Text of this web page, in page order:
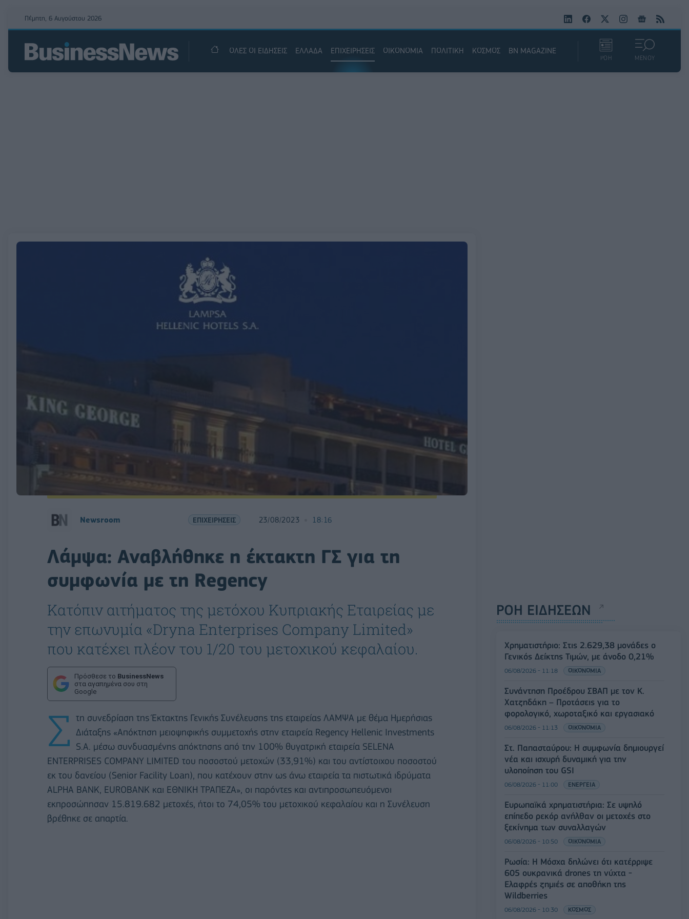
Πέμπτη, 6 Αυγούστου 2026
ΟΛΕΣ ΟΙ ΕΙΔΗΣΕΙΣ ΕΛΛΑΔΑ ΕΠΙΧΕΙΡΗΣΕΙΣ ΟΙΚΟΝΟΜΙΑ ΠΟΛΙΤΙΚΗ ΚΟΣΜΟΣ BN MAGAZINE
ΡΟΗ ΜΕΝΟΥ
Newsroom ΕΠΙΧΕΙΡΗΣΕΙΣ 23/08/2023 18:16
Λάμψα: Αναβλήθηκε η έκτακτη ΓΣ για τη
συμφωνία με τη Regency
Κατόπιν αιτήματος της μετόχου Κυπριακής Εταιρείας με
την επωνυμία «Dryna Enterprises Company Limited»
που κατέχει πλέον του 1/20 του μετοχικού κεφαλαίου.
Πρόσθεσε το BusinessNews
στα αγαπημένα σου στη
Google
Σ τη συνεδρίαση της Έκτακτης Γενικής Συνέλευσης της εταιρείας ΛΑΜΨΑ με θέμα Ημερήσιας
Διάταξης «Απόκτηση μειοψηφικής συμμετοχής στην εταιρεία Regency Hellenic Investments
S.A. μέσω συνδυασμένης απόκτησης από την 100% θυγατρική εταιρεία SELENA
ENTERPRISES COMPANY LIMITED του ποσοστού μετοχών (33,91%) και του αντίστοιχου ποσοστού
εκ του δανείου (Senior Facility Loan), που κατέχουν στην ως άνω εταιρεία τα πιστωτικά ιδρύματα
ALPHA BANK, EUROBANK και ΕΘΝΙΚΗ ΤΡΑΠΕΖΑ», οι παρόντες και αντιπροσωπευόμενοι
εκπροσώπησαν 15.819.682 μετοχές, ήτοι το 74,05% του μετοχικού κεφαλαίου και η Συνέλευση
βρέθηκε σε απαρτία.
ΡΟΗ ΕΙΔΗΣΕΩΝ
Χρηματιστήριο: Στις 2.629,38 μονάδες ο
Γενικός Δείκτης Τιμών, με άνοδο 0,21%
06/08/2026 - 11:18 ΟΙΚΟΝΟΜΙΑ
Συνάντηση Προέδρου ΣΒΑΠ με τον Κ.
Χατζηδάκη – Προτάσεις για το
φορολογικό, χωροταξικό και εργασιακό
06/08/2026 - 11:13 ΟΙΚΟΝΟΜΙΑ
Στ. Παπασταύρου: Η συμφωνία δημιουργεί
νέα και ισχυρή δυναμική για την
υλοποίηση του GSI
06/08/2026 - 11:00 ΕΝΕΡΓΕΙΑ
Ευρωπαϊκά χρηματιστήρια: Σε υψηλό
επίπεδο ρεκόρ ανήλθαν οι μετοχές στο
ξεκίνημα των συναλλαγών
06/08/2026 - 10:50 ΟΙΚΟΝΟΜΙΑ
Ρωσία: Η Μόσχα δηλώνει ότι κατέρριψε
605 ουκρανικά drones τη νύχτα -
Ελαφρές ζημιές σε αποθήκη της
Wildberries
06/08/2026 - 10:30 ΚΟΣΜΟΣ